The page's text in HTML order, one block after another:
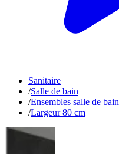
Sanitaire
/Salle de bain
/Ensembles salle de bain
/Largeur 80 cm